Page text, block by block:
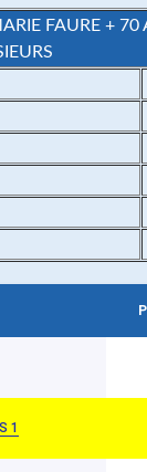
FAURE + 70
1